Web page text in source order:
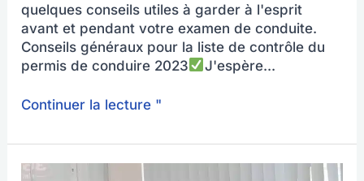
quelques conseils utiles à garder à l'esprit
avant et pendant votre examen de conduite.
Conseils généraux pour la liste de contrôle du
permis de conduire 2023
J'espère...
Continuer la lecture "
Simulateur